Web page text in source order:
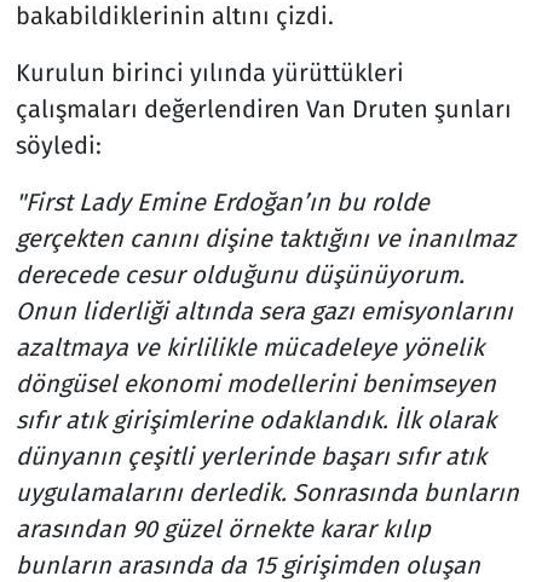
bakabildiklerinin altını çizdi.
Kurulun birinci yılında yürüttükleri
çalışmaları değerlendiren Van Druten şunları
söyledi:
"First Lady Emine Erdoğan’ın bu rolde
gerçekten canını dişine taktığını ve inanılmaz
derecede cesur olduğunu düşünüyorum.
Onun liderliği altında sera gazı emisyonlarını
azaltmaya ve kirlilikle mücadeleye yönelik
döngüsel ekonomi modellerini benimseyen
sıfır atık girişimlerine odaklandık. İlk olarak
dünyanın çeşitli yerlerinde başarı sıfır atık
uygulamalarını derledik. Sonrasında bunların
arasından 90 güzel örnekte karar kılıp
bunların arasında da 15 girişimden oluşan